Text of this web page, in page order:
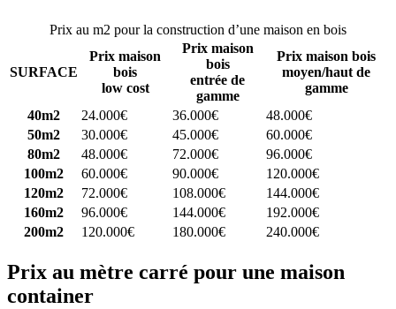
Prix au m2 pour la construction d’une maison en bois
SURFACE
Prix maison
bois
low cost
Prix maison
bois
entrée de
gamme
Prix maison bois
moyen/haut de
gamme
40m2
24.000€ 36.000€
48.000€
50m2
30.000€ 45.000€
60.000€
80m2
48.000€ 72.000€
96.000€
100m2
60.000€ 90.000€
120.000€
120m2
72.000€ 108.000€
144.000€
160m2
96.000€ 144.000€
192.000€
200m2
120.000€ 180.000€ 240.000€
Prix au mètre carré pour une maison
container